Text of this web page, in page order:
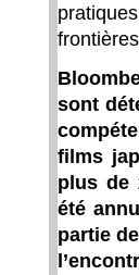
sont
films
plus de
été
partie